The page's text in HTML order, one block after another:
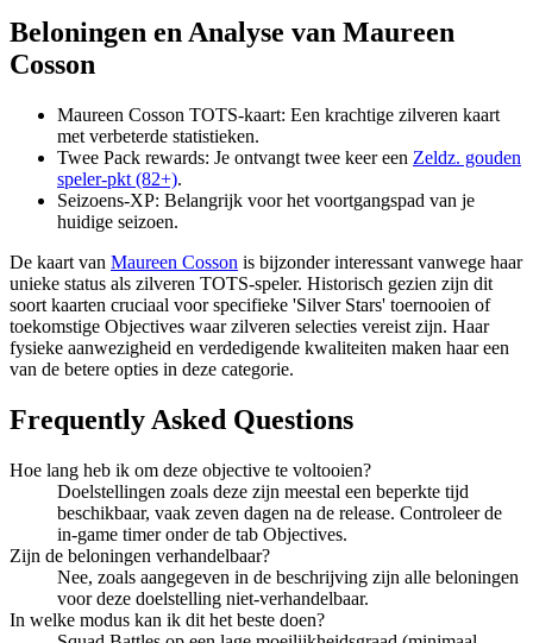
Beloningen en Analyse van Maureen
Cosson
Maureen Cosson TOTS-kaart: Een krachtige zilveren kaart
met verbeterde statistieken.
Twee Pack rewards: Je ontvangt twee keer een Zeldz. gouden
speler-pkt (82+).
Seizoens-XP: Belangrijk voor het voortgangspad van je
huidige seizoen.
De kaart van Maureen Cosson is bijzonder interessant vanwege haar
unieke status als zilveren TOTS-speler. Historisch gezien zijn dit
soort kaarten cruciaal voor specifieke 'Silver Stars' toernooien of
toekomstige Objectives waar zilveren selecties vereist zijn. Haar
fysieke aanwezigheid en verdedigende kwaliteiten maken haar een
van de betere opties in deze categorie.
Frequently Asked Questions
Hoe lang heb ik om deze objective te voltooien?
Doelstellingen zoals deze zijn meestal een beperkte tijd
beschikbaar, vaak zeven dagen na de release. Controleer de
in-game timer onder de tab Objectives.
Zijn de beloningen verhandelbaar?
Nee, zoals aangegeven in de beschrijving zijn alle beloningen
voor deze doelstelling niet-verhandelbaar.
In welke modus kan ik dit het beste doen?